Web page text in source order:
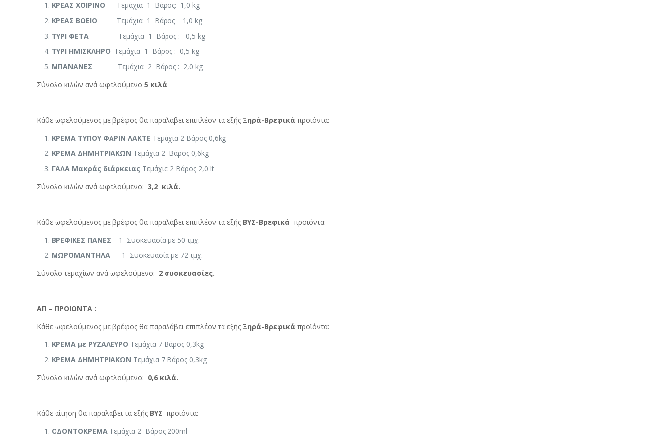
ΚΡΕΑΣ ΧΟΙΡΙΝΟ
Τεμάχια 1 Βάρος: 1,0 kg
ΚΡΕΑΣ BOEIO Τεμάχια 1 Βάρος 1,0 kg
ΤΥΡΙ ΦΕΤΑ
Τεμάχια 1 Βάρος : 0,5 kg
ΤΥΡΙ ΗΜΙΣΚΛΗΡΟ Τεμάχια 1 Βάρος : 0,5 kg
ΜΠΑΝΑΝΕΣ Τεμάχια 2 Βάρος : 2,0 kg
Σύνολο κιλών ανά ωφελούμενο5 κιλά
Κάθε ωφελούμενος με βρέφος θα παραλάβει επιπλέον τα εξής Ξηρά-Βρεφικά προϊόντα:
ΚΡΕΜΑ ΤΥΠΟΥ ΦΑΡΙΝ ΛΑΚΤΕ Τεμάχια 2 Βάρος 0,6kg
ΚΡΕΜΑ ΔΗΜΗΤΡΙΑΚΩΝ Τεμάχια 2 Βάρος 0,6kg
ΓΑΛΑ Μακράς διάρκειας Τεμάχια 2 Βάρος 2,0 lt
Σύνολο κιλών ανά ωφελούμενο:3,2 κιλά.
Κάθε ωφελούμενος με βρέφος θα παραλάβει επιπλέον τα εξής ΒΥΣ-Βρεφικά προϊόντα:
ΒΡΕΦΙΚΕΣ ΠΑΝΕΣ 1 Συσκευασία με 50 τμχ.
ΜΩΡΟΜΑΝΤΗΛΑ
1 Συσκευασία με 72 τμχ.
Σύνολο τεμαχίων ανά ωφελούμενο: 2 συσκευασίες.
ΑΠ – ΠΡΟΙΟΝΤΑ :
Κάθε ωφελούμενος με βρέφος θα παραλάβει επιπλέον τα εξής Ξηρά-Βρεφικά προϊόντα:
ΚΡΕΜΑ με ΡΥΖΑΛΕΥΡΟ Τεμάχια 7 Βάρος 0,3kg
ΚΡΕΜΑ ΔΗΜΗΤΡΙΑΚΩΝ Τεμάχια 7 Βάρος 0,3kg
Σύνολο κιλών ανά ωφελούμενο: 0,6 κιλά.
Κάθε αίτηση θα παραλάβει τα εξής ΒΥΣ προϊόντα:
ΟΔΟΝΤΟΚΡΕΜΑ Τεμάχια 2 Βάρος 200ml